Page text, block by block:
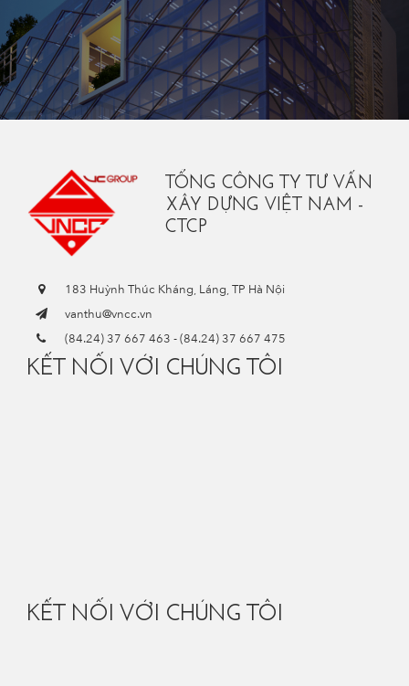
TỔNG CÔNG TY TƯ VẤN
XÂY DỰNG VIỆT NAM -
CTCP
183 Huỳnh Thúc Kháng, Láng, TP Hà Nội
vanthu@vncc.vn
(84.24) 37 667 463 -(84.24) 37 667 475
KẾT NỐI VỚI CHÚNG TÔI
KẾT NỐI VỚI CHÚNG TÔI